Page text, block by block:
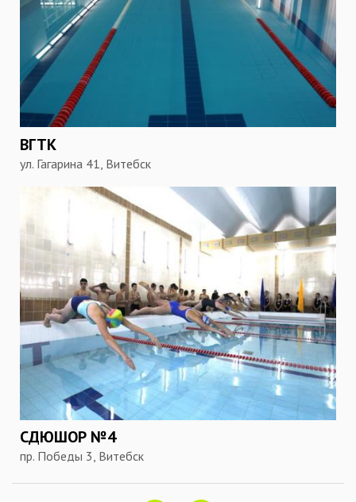
ВГТК
ул. Гагарина 41, Витебск
СДЮШОР №4
пр. Победы 3, Витебск